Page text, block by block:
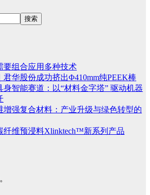
搜索
要组合应用多种技术
君华股份成功挤出Φ410mm纯PEEK棒
身智能赛道：以“材料金字塔” 驱动机器
增强复合材料：产业升级与绿色转型的
纤维预浸料Xlinktech™新系列产品